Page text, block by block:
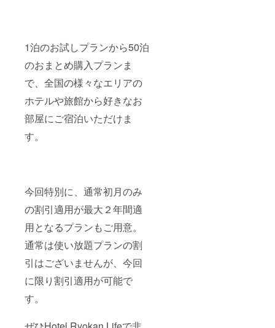
1泊のお試しプランから50泊
のおまとめ購入プランま
で、全国の様々なエリアの
ホテルや旅館から好きなお
部屋にご宿泊いただけま
す。
今回特別に、通常初月のみ
の割引適用が最大２年間適
用となるプランもご用意。
通常は使い放題プランの割
引はございませんが、今回
に限り割引適用が可能で
す。